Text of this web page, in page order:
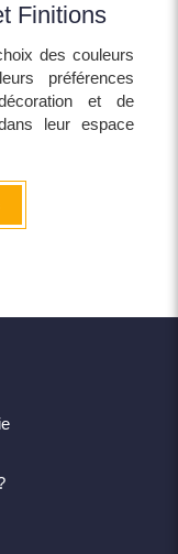
Finitions
des couleurs
préférences
et de
leur espace